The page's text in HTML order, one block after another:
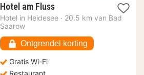
Hotel am Fluss1
nacht
€
Hotel in Heidesee · 20.5 km van Bad
Saarow
Ontgrendel korting
Gratis Wi-Fi
Restaurant